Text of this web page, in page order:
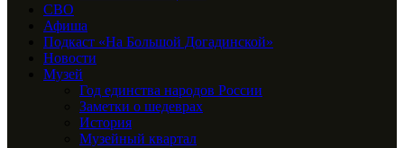
СВО
Афиша
Подкаст «На Большой Догадинской»
Новости
Музей
Год единства народов России
Заметки о шедеврах
История
Музейный квартал